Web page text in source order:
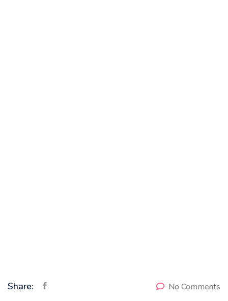
Share: No Comments